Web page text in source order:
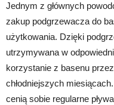
Jednym z głównych
zakup podgrzewacza do
użytkowania. Dzięki
utrzymywana w
korzystanie z basenu
chłodniejszych
cenią sobie regularne